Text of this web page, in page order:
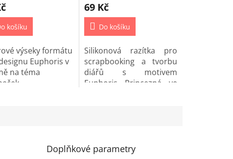
košíku
výseky formátu
Euphoris v
na téma
69 Kč
Do košíku
Silikonová razítka pro
scrapbooking a tvorbu
diářů s motivem
Euphoris Princezná ve
Doplňkové parametry